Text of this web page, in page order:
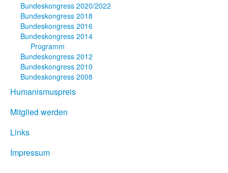
Bundeskongress 2020/2022
Bundeskongress 2018
Bundeskongress 2016
Bundeskongress 2014
Programm
Bundeskongress 2012
Bundeskongress 2010
Bundeskongress 2008
Humanismuspreis
Mitglied werden
Links
Impressum